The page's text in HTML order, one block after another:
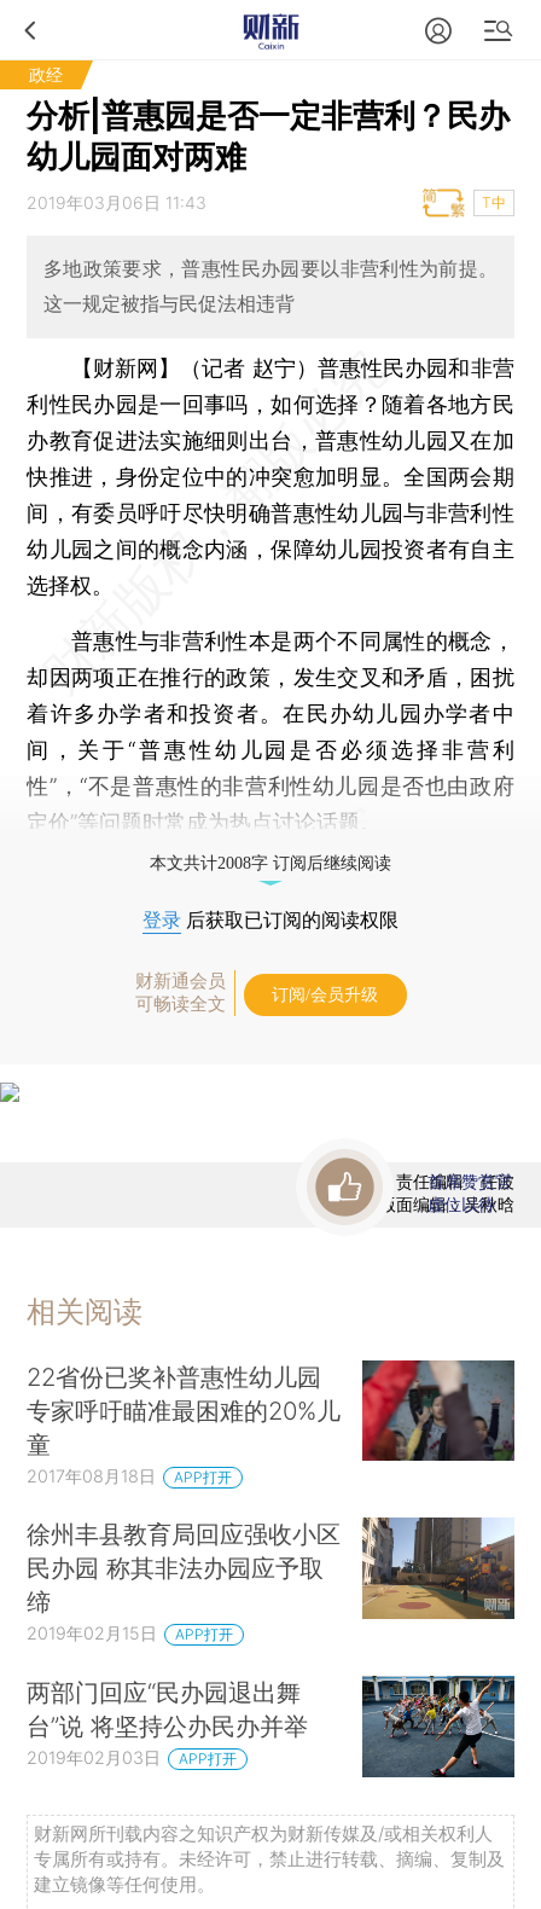
政经
分析|普惠园是否一定非营利？民办
幼儿园面对两难
2019年03月06日 11:43 T中
多地政策要求，普惠性民办园要以非营利性为前提。
这一规定被指与民促法相违背
【财新网】（记者 赵宁） 普惠性民办园和非营
利性民办园是一回事吗，如何选择？随着各地方民
办教育促进法实施细则出台，普惠性幼儿园又在加
快推进，身份定位中的冲突愈加明显。全国两会期
间，有委员呼吁尽快明确普惠性幼儿园与非营利性
幼儿园之间的概念内涵，保障幼儿园投资者有自主
选择权。
普惠性与非营利性本是两个不同属性的概念，
却因两项正在推行的政策，发生交叉和矛盾，困扰
着许多办学者和投资者。在民办幼儿园办学者中
间，关于“普惠性幼儿园是否必须选择非营利
性”，“不是普惠性的非营利性幼儿园是否也由政府
定价”等问题时常成为热点讨论话题。
本文共计2008字 订阅后继续阅读
登录 后获取已订阅的阅读权限
财新通会员
可畅读全文
订阅/会员升级
责任编辑：任波
版面编辑：吴秋晗
首席赞赏官
虚位以待
相关阅读
22省份已奖补普惠性幼儿园
专家呼吁瞄准最困难的20%儿
童
2017年08月18日 APP打开
徐州丰县教育局回应强收小区
民办园 称其非法办园应予取
缔
2019年02月15日 APP打开
两部门回应“民办园退出舞
台”说 将坚持公办民办并举
2019年02月03日 APP打开
财新网所刊载内容之知识产权为财新传媒及/或相关权利人
专属所有或持有。未经许可，禁止进行转载、摘编、复制及
建立镜像等任何使用。